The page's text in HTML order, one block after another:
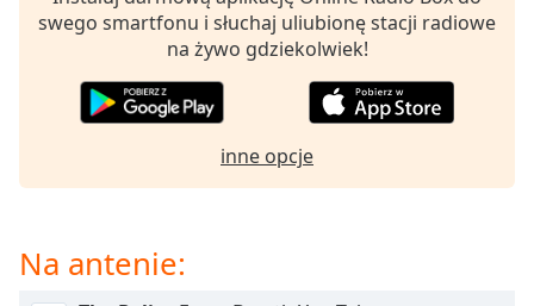
off,
selected
opens
dialog
swego smartfonu i słuchaj uliubionę stacji radiowe
na żywo gdziekolwiek!
inne opcje
Na antenie: